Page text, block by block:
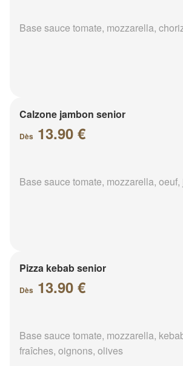
Base sauce tomate, mozzarella,
Calzone jambon senior
Dès 13.90 €
Base sauce tomate, mozzarella, oeuf,
Pizza kebab senior
Dès 13.90 €
Base sauce tomate, mozzarella,
fraîches, oignons, olives